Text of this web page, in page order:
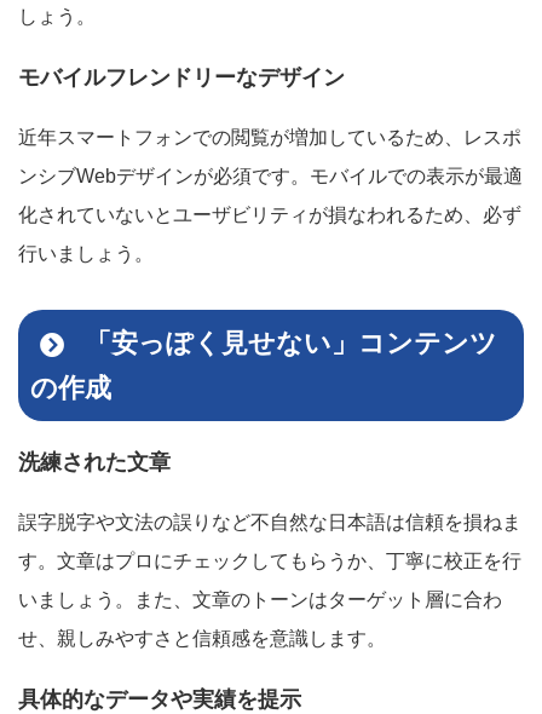
しょう。
モバイルフレンドリーなデザイン
近年スマートフォンでの閲覧が増加しているため、レスポ
ンシブWebデザインが必須です。モバイルでの表示が最適
化されていないとユーザビリティが損なわれるため、必ず
行いましょう。
「安っぽく見せない」コンテンツ
の作成
洗練された文章
誤字脱字や文法の誤りなど不自然な日本語は信頼を損ねま
す。文章はプロにチェックしてもらうか、丁寧に校正を行
いましょう。また、文章のトーンはターゲット層に合わ
せ、親しみやすさと信頼感を意識します。
具体的なデータや実績を提示